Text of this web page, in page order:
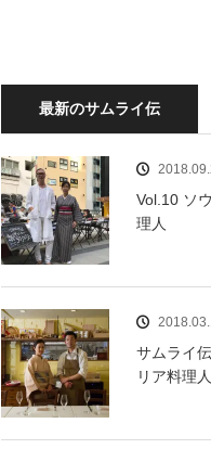
最新のサムライ伝
Vol.10 ソ
理人
サムライ
リア料理